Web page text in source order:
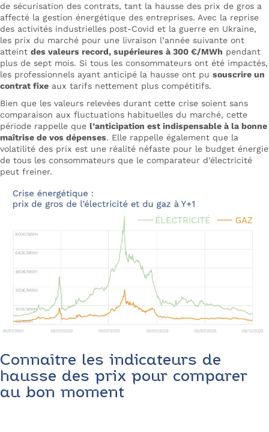
de sécurisation des contrats, tant la hausse des prix de gros a
affecté la gestion énergétique des entreprises. Avec la reprise
des activités industrielles post-Covid et la guerre en Ukraine,
les prix du marché pour une livraison l’année suivante ont
atteint des valeurs record, supérieures à 300 €/MWh pendant
plus de sept mois. Si tous les consommateurs ont été impactés,
les professionnels ayant anticipé la hausse ont pu souscrire un
contrat fixe aux tarifs nettement plus compétitifs.
Bien que les valeurs relevées durant cette crise soient sans
comparaison aux fluctuations habituelles du marché, cette
période rappelle que l’anticipation est indispensable à la bonne
maîtrise de vos dépenses. Elle rappelle également que la
volatilité des prix est une réalité néfaste pour le budget énergie
de tous les consommateurs que le comparateur d’électricité
peut freiner.
Connaître les indicateurs de
hausse des prix pour comparer
au bon moment